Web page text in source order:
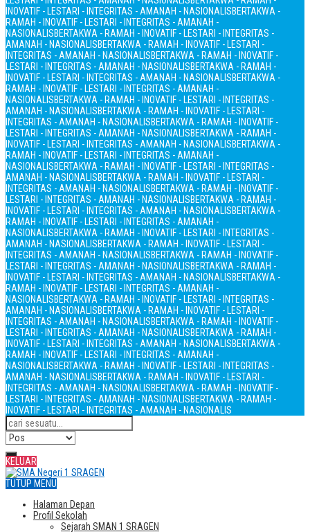
INOVATIF - LESTARI - INTEGRITAS - AMANAH - NASIONALISBERTAKWA -
RAMAH - INOVATIF - LESTARI - INTEGRITAS - AMANAH -
NASIONALISBERTAKWA - RAMAH - INOVATIF - LESTARI - INTEGRITAS -
AMANAH - NASIONALISBERTAKWA - RAMAH - INOVATIF - LESTARI -
INTEGRITAS - AMANAH - NASIONALISBERTAKWA - RAMAH - INOVATIF -
LESTARI - INTEGRITAS - AMANAH - NASIONALISBERTAKWA - RAMAH -
INOVATIF - LESTARI - INTEGRITAS - AMANAH - NASIONALISBERTAKWA -
RAMAH - INOVATIF - LESTARI - INTEGRITAS - AMANAH -
NASIONALISBERTAKWA - RAMAH - INOVATIF - LESTARI - INTEGRITAS -
AMANAH - NASIONALISBERTAKWA - RAMAH - INOVATIF - LESTARI -
INTEGRITAS - AMANAH - NASIONALISBERTAKWA - RAMAH - INOVATIF -
LESTARI - INTEGRITAS - AMANAH - NASIONALISBERTAKWA - RAMAH -
INOVATIF - LESTARI - INTEGRITAS - AMANAH - NASIONALISBERTAKWA -
RAMAH - INOVATIF - LESTARI - INTEGRITAS - AMANAH -
NASIONALISBERTAKWA - RAMAH - INOVATIF - LESTARI - INTEGRITAS -
AMANAH - NASIONALISBERTAKWA - RAMAH - INOVATIF - LESTARI -
INTEGRITAS - AMANAH - NASIONALISBERTAKWA - RAMAH - INOVATIF -
LESTARI - INTEGRITAS - AMANAH - NASIONALISBERTAKWA - RAMAH -
INOVATIF - LESTARI - INTEGRITAS - AMANAH - NASIONALISBERTAKWA -
RAMAH - INOVATIF - LESTARI - INTEGRITAS - AMANAH -
NASIONALISBERTAKWA - RAMAH - INOVATIF - LESTARI - INTEGRITAS -
AMANAH - NASIONALISBERTAKWA - RAMAH - INOVATIF - LESTARI -
INTEGRITAS - AMANAH - NASIONALISBERTAKWA - RAMAH - INOVATIF -
LESTARI - INTEGRITAS - AMANAH - NASIONALISBERTAKWA - RAMAH -
INOVATIF - LESTARI - INTEGRITAS - AMANAH - NASIONALISBERTAKWA -
RAMAH - INOVATIF - LESTARI - INTEGRITAS - AMANAH -
NASIONALISBERTAKWA - RAMAH - INOVATIF - LESTARI - INTEGRITAS -
AMANAH - NASIONALISBERTAKWA - RAMAH - INOVATIF - LESTARI -
INTEGRITAS - AMANAH - NASIONALISBERTAKWA - RAMAH - INOVATIF -
LESTARI - INTEGRITAS - AMANAH - NASIONALISBERTAKWA - RAMAH -
INOVATIF - LESTARI - INTEGRITAS - AMANAH - NASIONALISBERTAKWA -
RAMAH - INOVATIF - LESTARI - INTEGRITAS - AMANAH -
NASIONALISBERTAKWA - RAMAH - INOVATIF - LESTARI - INTEGRITAS -
AMANAH - NASIONALISBERTAKWA - RAMAH - INOVATIF - LESTARI -
INTEGRITAS - AMANAH - NASIONALISBERTAKWA - RAMAH - INOVATIF -
LESTARI - INTEGRITAS - AMANAH - NASIONALISBERTAKWA - RAMAH -
INOVATIF - LESTARI - INTEGRITAS - AMANAH - NASIONALIS
KELUAR
TUTUP MENU
Halaman Depan
Profil Sekolah
Sejarah SMAN 1 SRAGEN